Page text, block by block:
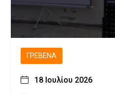
ΓΡΕΒΕΝΆ
18 Ιουλίου 2026